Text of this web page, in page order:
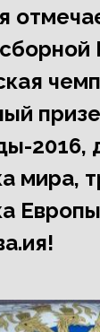
2016,
мира,